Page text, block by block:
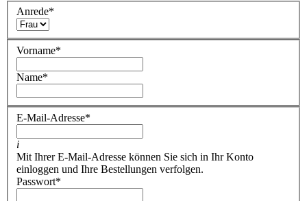
Anrede*
Vorname*
Name*
E-Mail-Adresse*
i
Mit Ihrer E-Mail-Adresse können Sie sich in Ihr Konto
einloggen und Ihre Bestellungen verfolgen.
Passwort*